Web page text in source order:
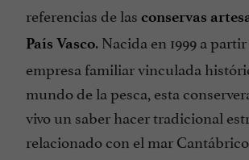
referencias de las conservas
País Vasco. Nacida en 1999 a
empresa familiar vinculada
mundo de la pesca, esta
vivo un saber hacer tradicional
relacionado con el mar